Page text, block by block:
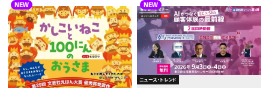
NEW NEW
ニュース・トレンド